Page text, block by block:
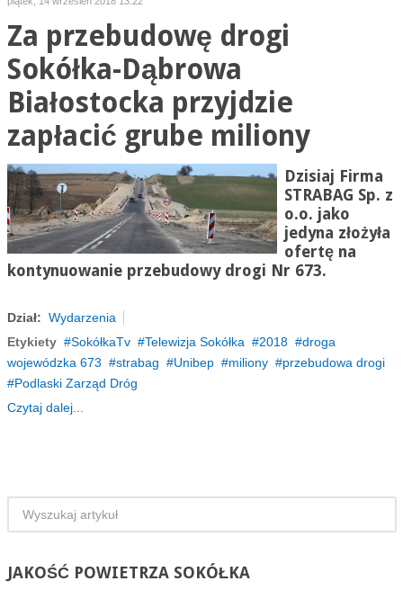
Za przebudowę drogi
Sokółka-Dąbrowa
Białostocka przyjdzie
zapłacić grube miliony
Dzisiaj Firma
STRABAG Sp. z
o.o. jako
jedyna złożyła
ofertę na
kontynuowanie przebudowy drogi Nr 673.
Dział: Wydarzenia
Etykiety
SokółkaTv Telewizja Sokółka 2018
droga
wojewódzka 673
strabag Unibep miliony
przebudowa drogi
Podlaski Zarząd Dróg
Czytaj dalej...
JAKOŚĆPOWIETRZA SOKÓŁKA